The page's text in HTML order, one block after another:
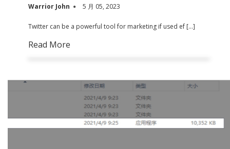
Warrior John 5 月 05, 2023
Twitter can be a powerful tool for marketing if used ef […]
Read More